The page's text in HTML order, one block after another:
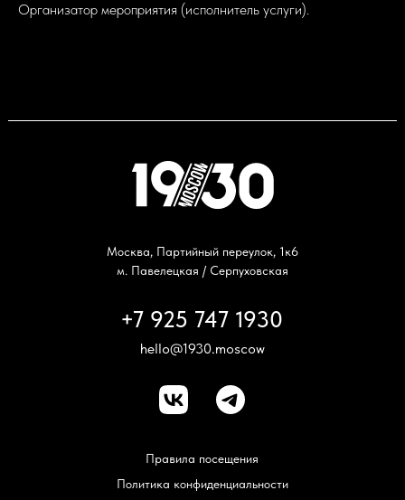
Организатор мероприятия (исполнитель услуги).
Москва, Партийный переулок, 1к6
м. Павелецкая / Серпуховская
hello@1930.moscow
Правила посещения
+7 925 747 1930
Политика конфиденциальности